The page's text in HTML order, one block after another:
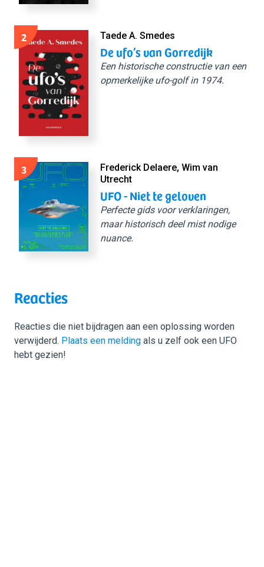
2 Taede A. Smedes
De ufo’s van Gorredijk
Een historische constructie van een
opmerkelijke ufo-golf in 1974.
3
Frederick Delaere, Wim van
Utrecht
UFO - Niet te geloven
Perfecte gids voor verklaringen,
maar historisch deel mist nodige
nuance.
Reacties
Reacties die niet bijdragen aan een oplossing worden
verwijderd. Plaats een melding als u zelf ook een UFO
hebt gezien!